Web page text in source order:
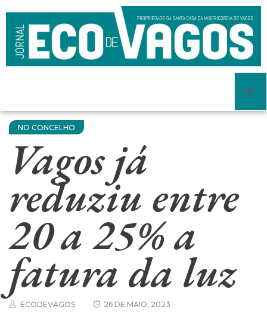
NO CONCELHO
Vagos já
reduziu entre
20 a 25% a
fatura da luz
ECODEVAGOS 26 DE MAIO, 2023